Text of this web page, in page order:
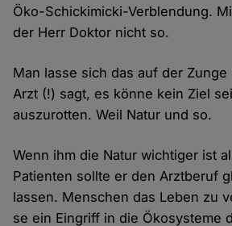
Öko-Schickimicki-Verblendung.
der Herr Doktor nicht so.
Man lasse sich das auf der Zunge
Arzt (!) sagt, es könne kein Ziel
auszurotten. Weil Natur und so.
Wenn ihm die Natur wichtiger ist
Patienten sollte er den Arztberuf
lassen. Menschen das Leben zu
se ein Eingriff in die Ökosysteme